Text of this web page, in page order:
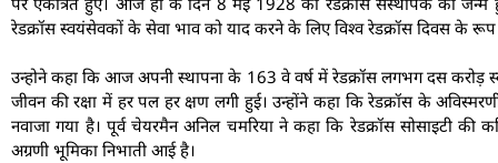
रेडक्रॉस स्वयंसेवकों के सेवा भाव को याद करने के लिए विश्व रेडक्रॉस दिवस के रूप
उन्होने कहा कि आज अपनी स्थापना के 163 वे वर्ष में रेडक्रॉस लगभग दस करोड़
जीवन की रक्षा में हर पल हर क्षण लगी हुई। उन्होंने कहा कि रेडक्रॉस के
नवाजा गया है। पूर्व चेयरमैन अनिल चमरिया ने कहा कि रेडक्रॉस सोसाइटी की
अग्रणी भूमिका निभाती आई है।